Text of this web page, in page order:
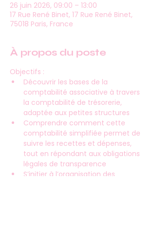
26 juin 2026, 09:00 – 13:00
17 Rue René Binet, 17 Rue René Binet,
75018 Paris, France
À propos du poste
Objectifs :
Découvrir les bases de la
comptabilité associative à travers
la comptabilité de trésorerie,
adaptée aux petites structures
Comprendre comment cette
comptabilité simplifiée permet de
suivre les recettes et dépenses,
tout en répondant aux obligations
légales de transparence
S’initier à l’organisation des